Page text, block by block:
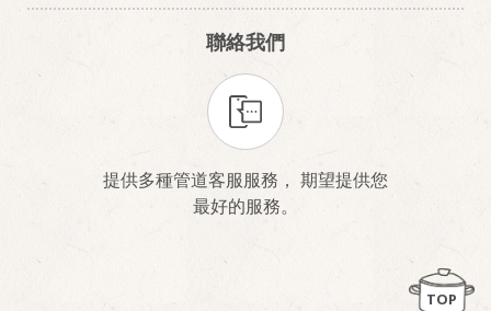
聯絡我們
提供多種管道客服服務， 期望提供您
最好的服務。
TOP